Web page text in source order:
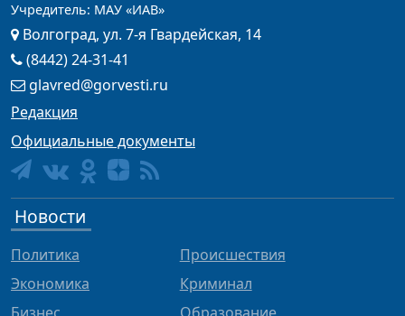
Учредитель: МАУ «ИАВ»
Волгоград, ул. 7-я Гвардейская, 14
(8442) 24-31-41
glavred@gorvesti.ru
Редакция
Официальные документы
Новости
Политика
Экономика
Происшествия
Криминал